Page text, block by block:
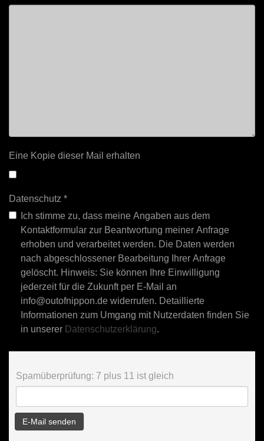
Eine Kopie dieser Mail erhalten
Datenschutz *
Ich stimme zu, dass meine Angaben aus dem
Kontaktformular zur Beantwortung meiner Anfrage
erhoben und verarbeitet werden. Die Daten werden
nach abgeschlossener Bearbeitung Ihrer Anfrage
gelöscht. Hinweis: Sie können Ihre Einwilligung
jederzeit für die Zukunft per E-Mail an
info@outofnippon.de widerrufen. Detaillierte
Informationen zum Umgang mit Nutzerdaten finden Sie
in unserer Datenschutzerklärung.
Spamüberprüfung: 7 plus 11 ist gleich
E-Mail senden